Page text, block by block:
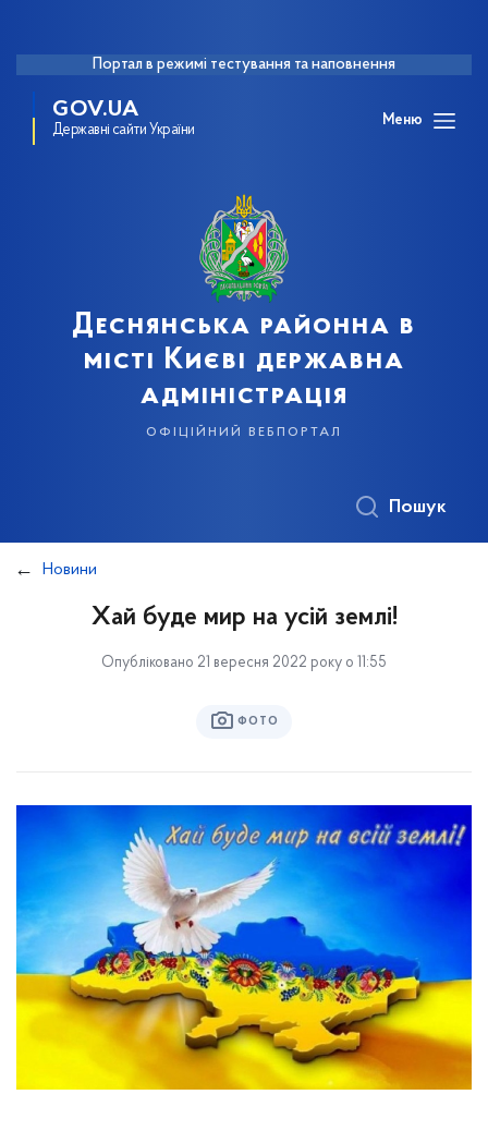
Портал в режимі тестування та наповнення
GOV.UA
Державні сайти України
Меню
Деснянська районна в
місті Києві державна
адміністрація
офіційний вебпортал
Пошук
Новини
Хай буде мир на усій землі!
Опубліковано 21 вересня 2022 року о 11:55
ФОТО